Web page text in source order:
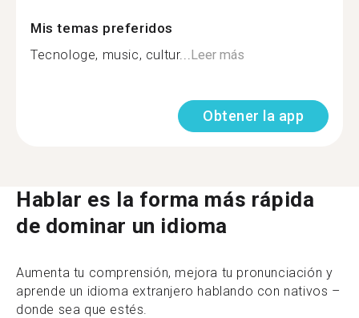
Mis temas preferidos
Tecnologe, music, cultur... Leer más
Obtener la app
Hablar es la forma más rápida
de dominar un idioma
Aumenta tu comprensión, mejora tu pronunciación y
aprende un idioma extranjero hablando con nativos –
donde sea que estés.